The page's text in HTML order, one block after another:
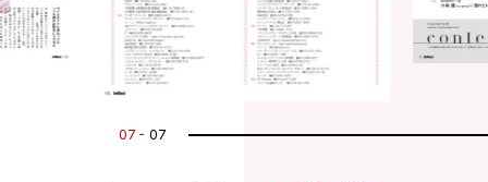
07 07